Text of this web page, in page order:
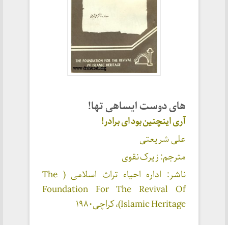
های دوست ایساهی تها!
آری اینچنین بود ای برادر!
علی شریعتی
مترجم: زیرک نقوی
ناشر: اداره احیاء تراث اسلامی ( The
Foundation For The Revival Of
Islamic Heritage)، کراچی۱۹۸۰